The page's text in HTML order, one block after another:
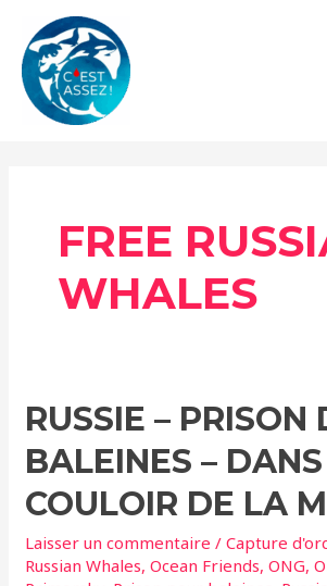
contenu
FREE
WHALES
RUSSIE – PRISON
BALEINES –
COULOIR DE LA
Laisser un commentaire /Capture
Russian Whales,Ocean Friends,ONG,